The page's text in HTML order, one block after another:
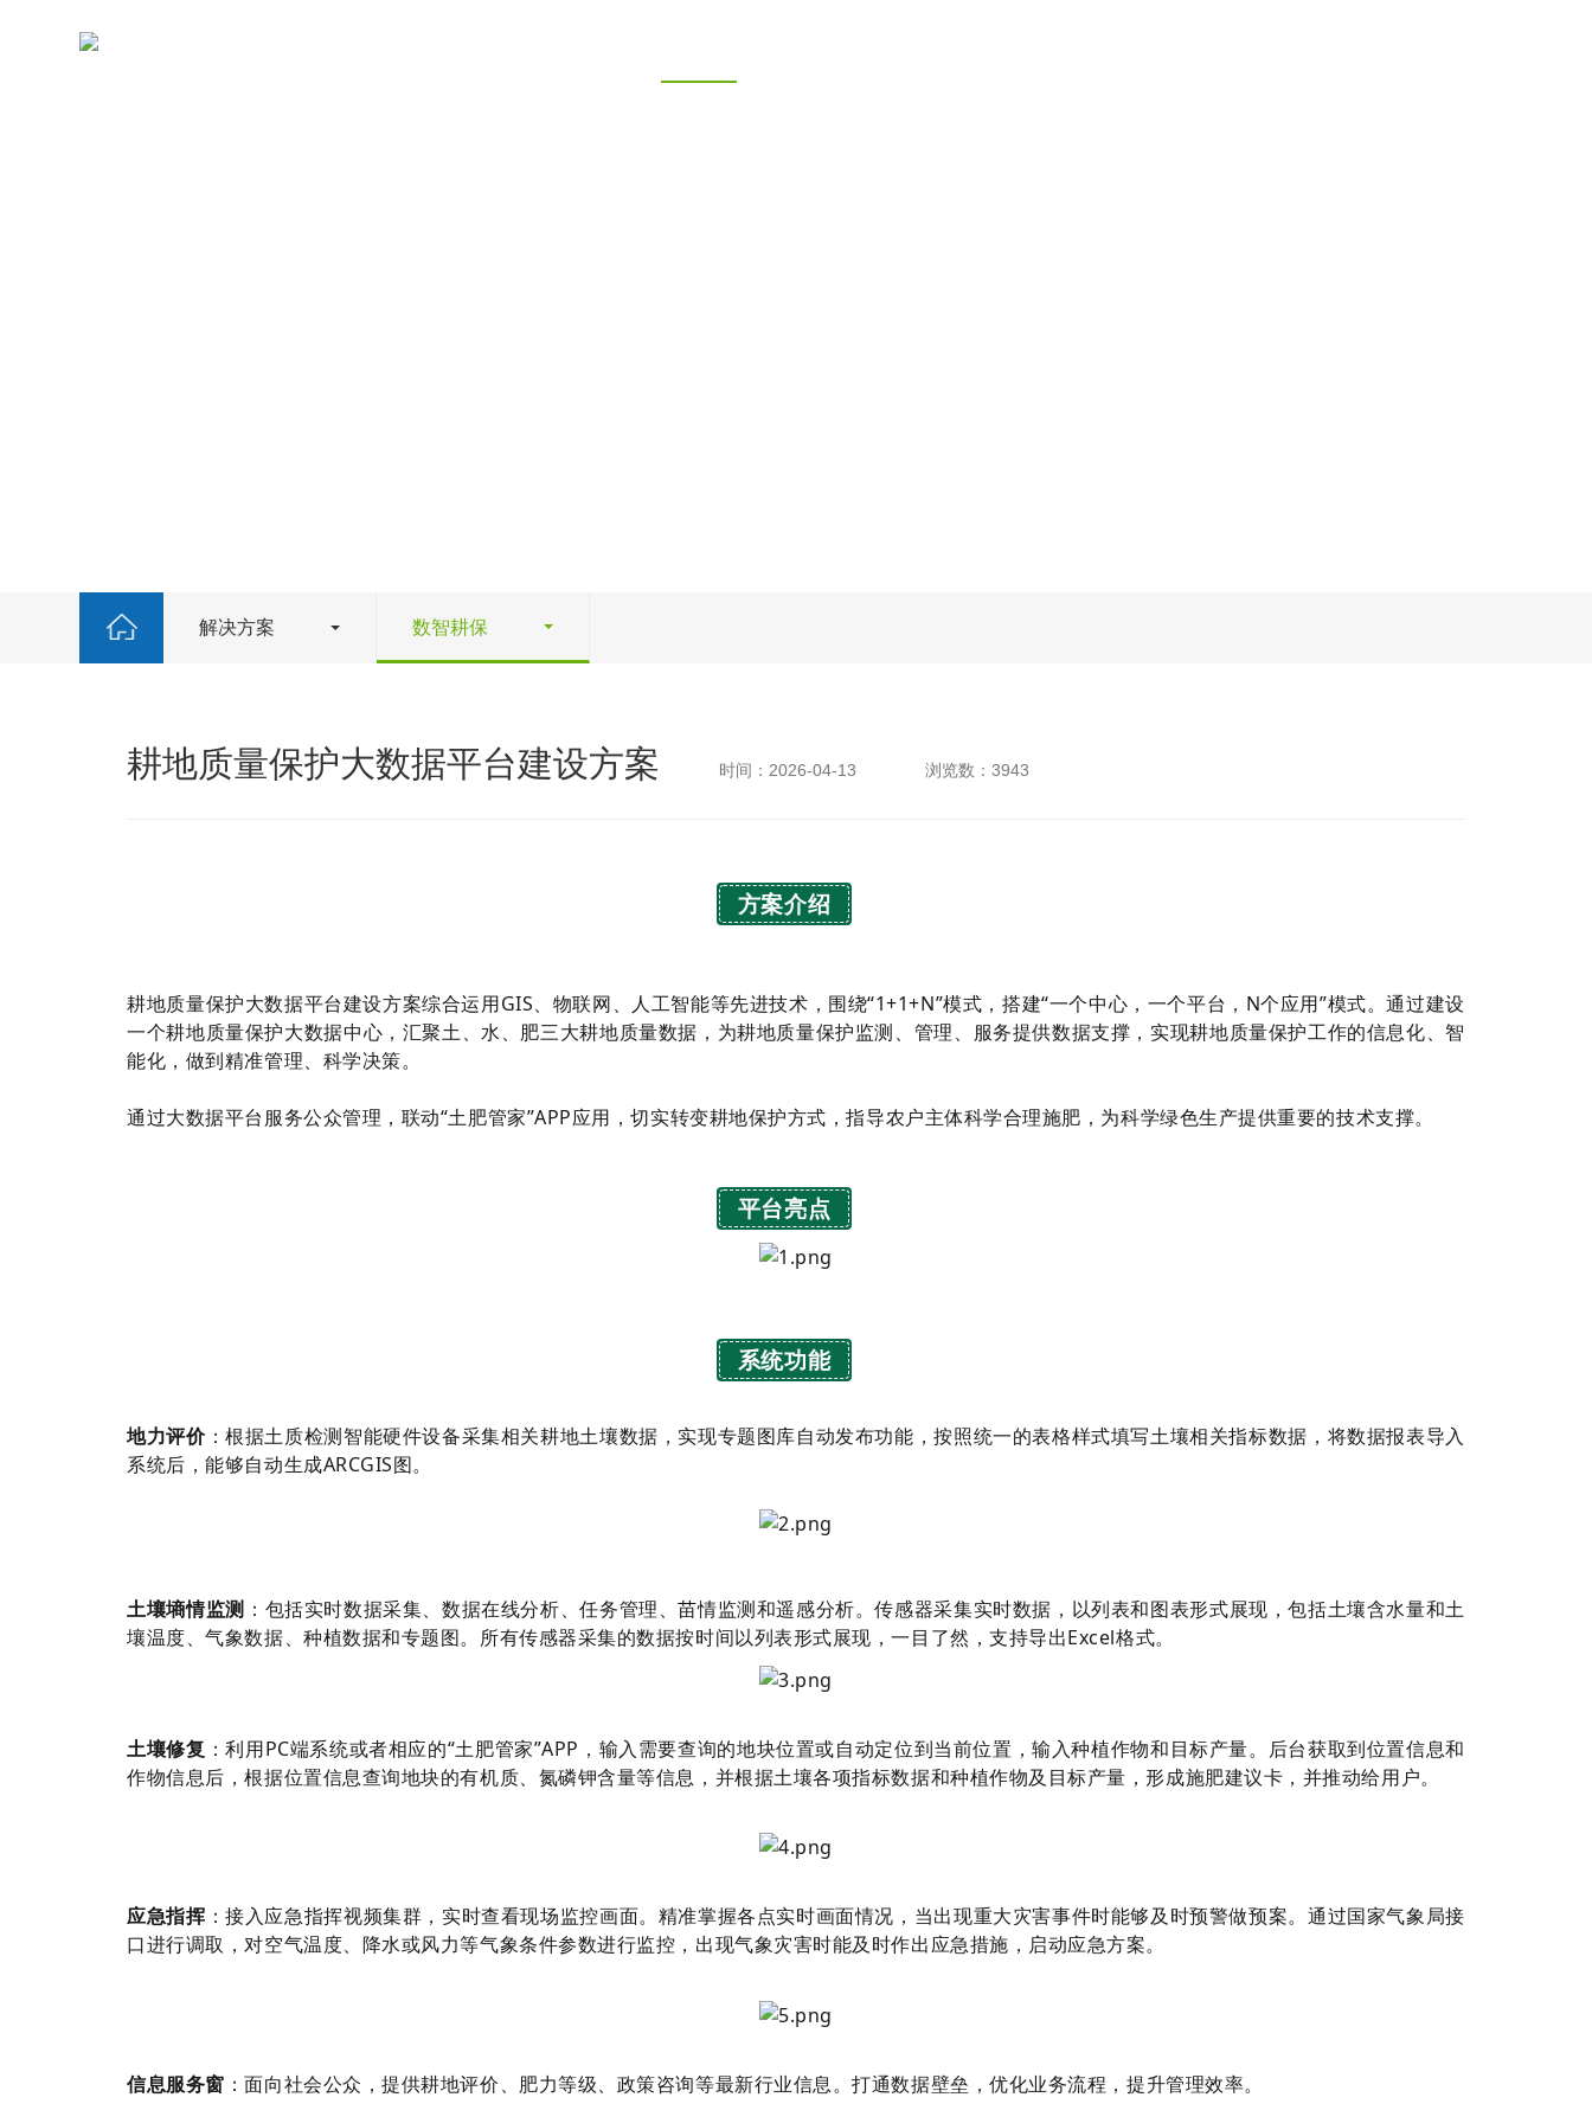
解决方案 数智耕保
耕地质量保护大数据平台建设方案 时间：2026-04-13 浏览数：3943
方案介绍
耕地质量保护大数据平台建设方案综合运用GIS、物联网、人工智能等先进技术，围绕“1+1+N”模式，搭建“一个中心，一个平台，N个应用”模式。通过建设
一个耕地质量保护大数据中心，汇聚土、水、肥三大耕地质量数据，为耕地质量保护监测、管理、服务提供数据支撑，实现耕地质量保护工作的信息化、智
能化，做到精准管理、科学决策。
通过大数据平台服务公众管理，联动“土肥管家”APP应用，切实转变耕地保护方式，指导农户主体科学合理施肥，为科学绿色生产提供重要的技术支撑。
平台亮点
系统功能
地力评价：根据土质检测智能硬件设备采集相关耕地土壤数据，实现专题图库自动发布功能，按照统一的表格样式填写土壤相关指标数据，将数据报表导入
系统后，能够自动生成ARCGIS图。
土壤墒情监测 ：包括实时数据采集、数据在线分析、任务管理、苗情监测和遥感分析。传感器采集实时数据，以列表和图表形式展现，包括土壤含水量和土
壤温度、气象数据、种植数据和专题图。所有传感器采集的数据按时间以列表形式展现，一目了然，支持导出Excel格式。
土壤修复 ：利用PC端系统或者相应的“土肥管家”APP，输入需要查询的地块位置或自动定位到当前位置，输入种植作物和目标产量。后台获取到位置信息和
作物信息后，根据位置信息查询地块的有机质、氮磷钾含量等信息，并根据土壤各项指标数据和种植作物及目标产量，形成施肥建议卡，并推动给用户。
应急指挥 ：接入应急指挥视频集群，实时查看现场监控画面。精准掌握各点实时画面情况，当出现重大灾害事件时能够及时预警做预案。通过国家气象局接
口进行调取，对空气温度、降水或风力等气象条件参数进行监控，出现气象灾害时能及时作出应急措施，启动应急方案。
信息服务窗 ：面向社会公众，提供耕地评价、肥力等级、政策咨询等最新行业信息。打通数据壁垒，优化业务流程，提升管理效率。